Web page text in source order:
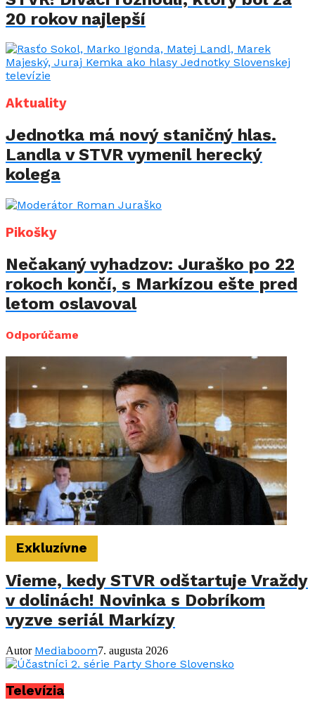
20 rokov najlepší
Aktuality
Jednotka má nový staničný hlas.
Landla v STVR vymenil herecký
kolega
Pikošky
Nečakaný vyhadzov: Juraško po 22
rokoch končí, s Markízou ešte pred
letom oslavoval
Odporúčame
Exkluzívne
Vieme, kedy STVR odštartuje Vraždy
v dolinách! Novinka s Dobríkom
vyzve seriál Markízy
Autor Mediaboom7. augusta 2026
Televízia